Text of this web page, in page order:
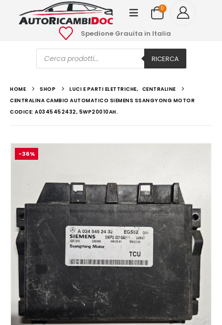
0
Spedione Grauita in Italia
Ricerca
prodotti RICERCA
HOME SHOP LUCI E PARTI ELETTRICHE, CENTRALINE
CENTRALINA CAMBIO AUTOMATICO SIEMENS SSANGYONG MOTOR
CODICE: A0345452432, 5WP20010AH.
-36%